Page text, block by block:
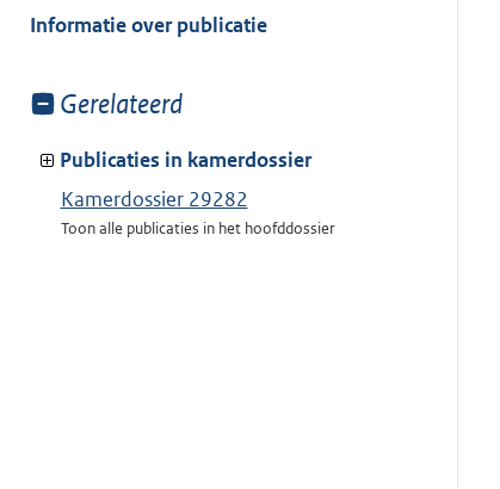
van:
Informatie over publicatie
Toon
van:
Gerelateerd
Publicaties in kamerdossier
Kamerdossier 29282
Toon alle publicaties in het hoofddossier